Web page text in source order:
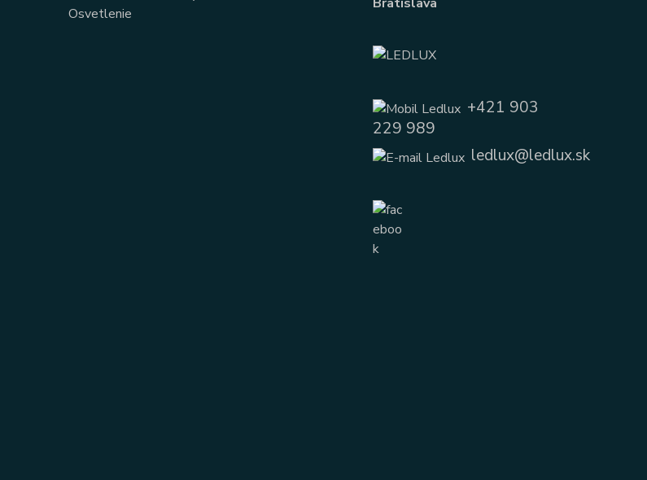
+421 903
229 989
ledlux@ledlux.sk